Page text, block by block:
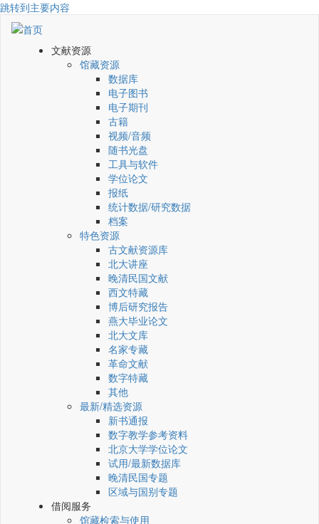
跳转到主要内容
文献资源
馆藏资源
数据库
电子图书
电子期刊
古籍
视频/音频
随书光盘
工具与软件
学位论文
报纸
统计数据/研究数据
档案
特色资源
古文献资源库
北大讲座
晚清民国文献
西文特藏
博后研究报告
燕大毕业论文
北大文库
名家专藏
革命文献
数字特藏
其他
最新/精选资源
新书通报
数字教学参考资料
北京大学学位论文
试用/最新数据库
晚清民国专题
区域与国别专题
借阅服务
馆藏检索与使用